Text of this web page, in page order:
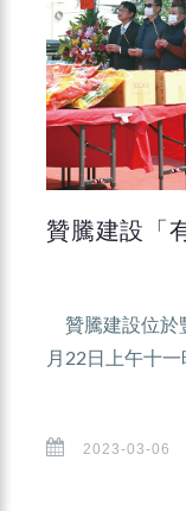
贊騰建設「
贊騰建設位於
月22日上午十一
2023-03-06